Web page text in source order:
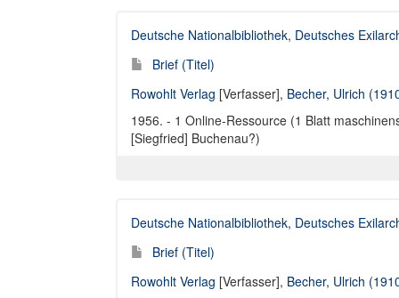
Deutsche Nationalbibliothek, Deutsches
Brief (Titel)
Rowohlt Verlag [Verfasser], Becher, Ulrich
1956. - 1 Online-Ressource (1 Blatt
[Siegfried] Buchenau?)
Deutsche Nationalbibliothek, Deutsches
Brief (Titel)
Rowohlt Verlag [Verfasser], Becher, Ulrich